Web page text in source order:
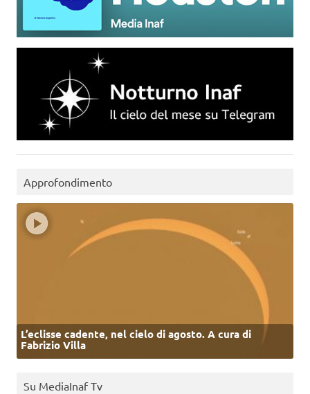
Approfondimento
L’eclisse cadente, nel cielo di agosto. A cura di
Fabrizio Villa
Su MediaInaf Tv